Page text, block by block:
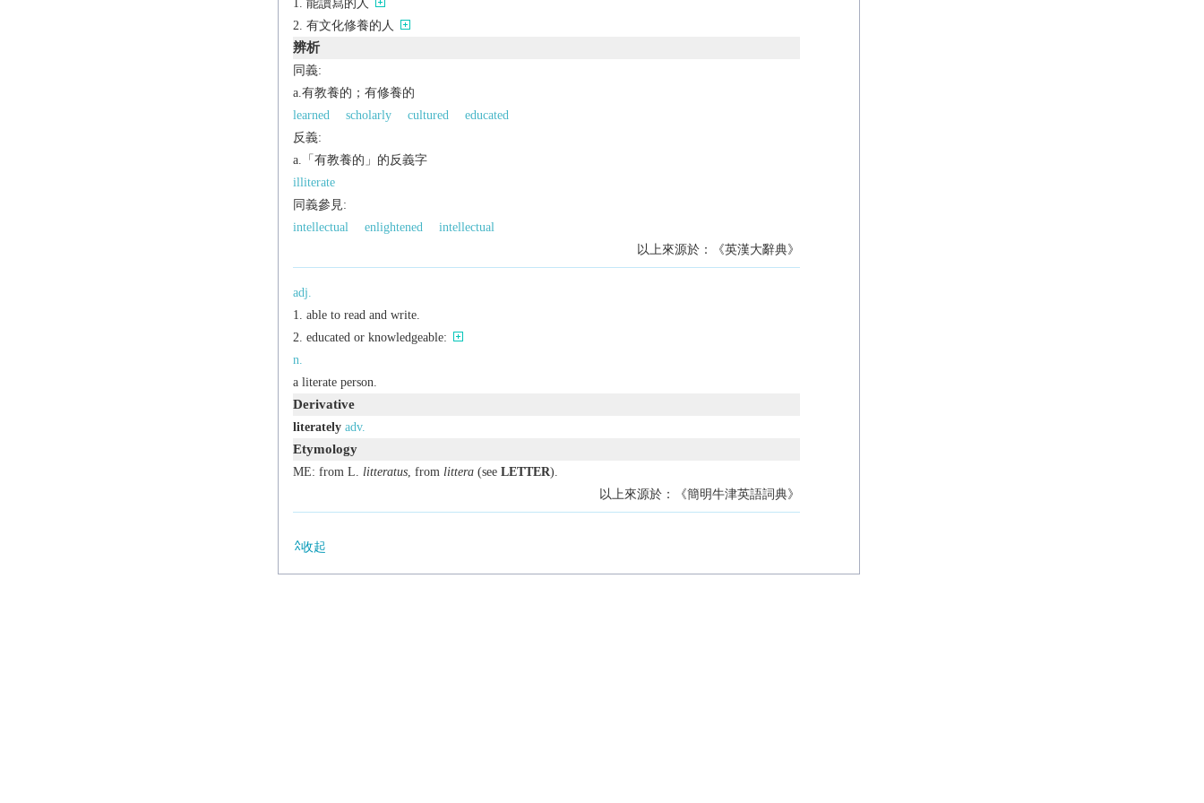
能讀寫的人
有文化修養的人
辨析
同義:
a.有教養的；有修養的
learned
scholarly cultured
educated
反義:
a.「有教養的」的反義字
illiterate
同義參見:
intellectual
enlightened
intellectual
以上來源於：《英漢大辭典》
adj.
able to read and write.
educated or knowledgeable:
n.
a literate person.
Derivative
literately adv.
Etymology
ME: from L. litteratus, from littera(see LETTER).
以上來源於：《簡明牛津英語詞典》
收起